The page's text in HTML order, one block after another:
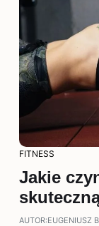
FITNESS
Jakie
AUTOR:EUGENIUSZ